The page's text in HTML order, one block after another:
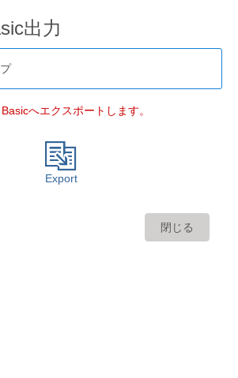
出力
へエクスポートします。
Export